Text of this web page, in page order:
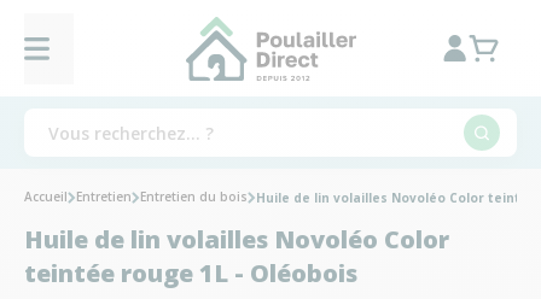
Accueil Entretien Entretien du bois Huile de lin volailles Novoléo Color teintée
Huile de lin volailles Novoléo Color
teintée rouge 1L - Oléobois